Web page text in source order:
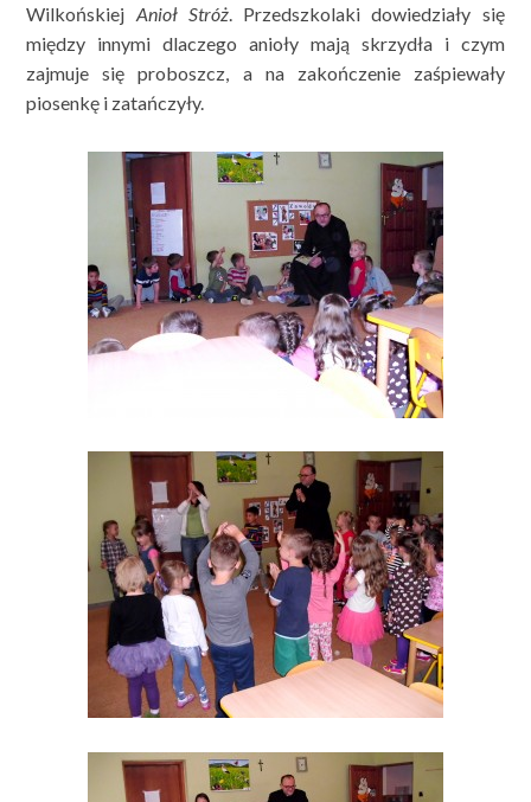
Wilkońskiej Anioł Stróż. Przedszkolaki dowiedziały się
między innymi dlaczego anioły mają skrzydła i czym
zajmuje się proboszcz, a na zakończenie zaśpiewały
piosenkę i zatańczyły.